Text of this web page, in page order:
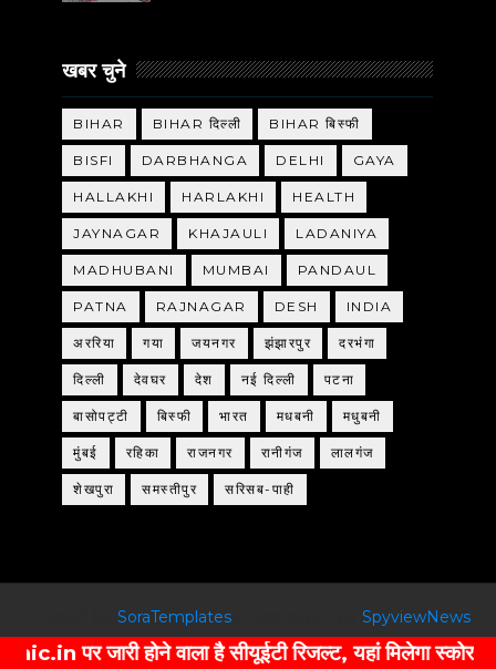
खबर चुने
BIHAR BIHAR दिल्ली BIHAR बिस्फी
BISFI DARBHANGA DELHI GAYA
HALLAKHI HARLAKHI HEALTH
JAYNAGAR KHAJAULI LADANIYA
MADHUBANI MUMBAI PANDAUL
PATNA RAJNAGAR DESH INDIA
अररिया गया जयनगर झंझारपुर दरभंगा
दिल्ली देवघर देश नई दिल्ली पटना
बासोपट्टी बिस्फी भारत मधबनी मधुबनी
मुंबई रहिका राजनगर रानीगंज लालगंज
शेखपुरा समस्तीपुर सरिसब-पाही
SoraTemplates| Distributed By SpyviewNews
होने वाला है सीयूईटी रिजल्ट, यहां मिलेगा स्कोर कार्ड